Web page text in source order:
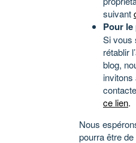
suivant
Pour
Si vous
rétablir
blog,
invitons
ce lien.
Nous
pourra être